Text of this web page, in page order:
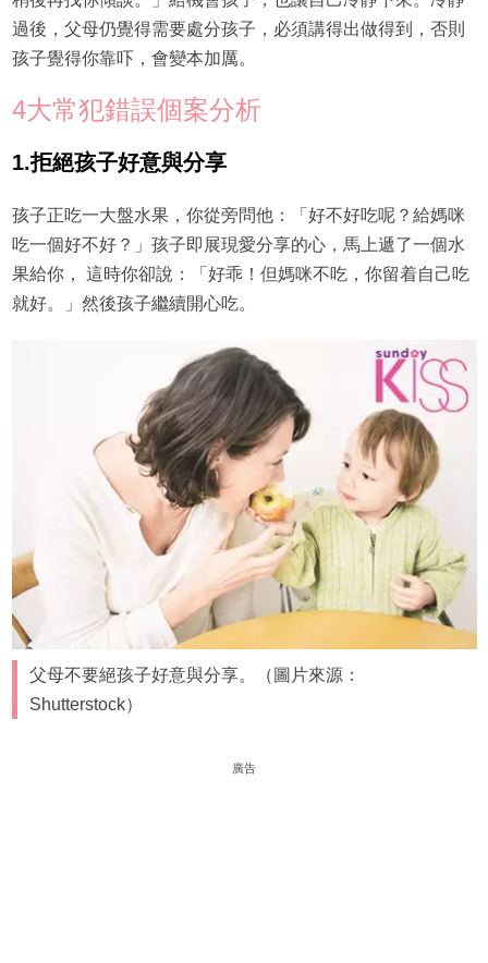
過後，父母仍覺得需要處分孩子，必須講得出做得到，否則
孩子覺得你靠吓，會變本加厲。
4大常犯錯誤個案分析
1.拒絕孩子好意與分享
孩子正吃一大盤水果，你從旁問他：「好不好吃呢？給媽咪
吃一個好不好？」孩子即展現愛分享的心，馬上遞了一個水
果給你， 這時你卻說：「好乖！但媽咪不吃，你留着自己吃
就好。」然後孩子繼續開心吃。
父母不要絕孩子好意與分享。（圖片來源：
Shutterstock）
廣告